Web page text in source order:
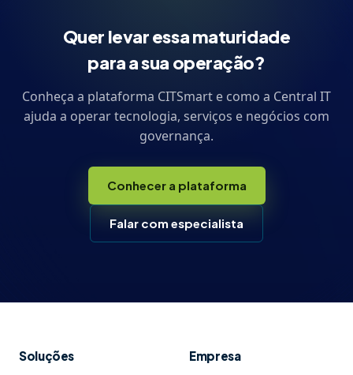
Quer levar essa maturidade
para a sua operação?
Conheça a plataforma CITSmart e como a Central IT
ajuda a operar tecnologia, serviços e negócios com
governança.
Conhecer a plataforma
Falar com especialista
Soluções Empresa